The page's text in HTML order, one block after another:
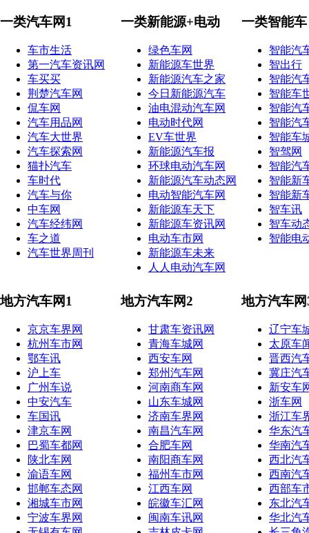
一类汽车网1
车市生活
第一汽车资讯网
车买买
荆楚汽车网
侃车网
汽车用品网
汽车大世界
汽车探索网
猫扑汽车
车时代
汽车与你
中车网
汽车经纬网
车之道
汽车世界周刊
一类新能源+电动
绿色车网
新能源车世界
新能源汽车之家
今日新能源汽车
油电混动汽车网
电动时代网
EV车世界
新能源汽车报
环球电动汽车网
新能源汽车动态网
电动智能汽车网
新能源车天下
新能源车资讯网
电动车市网
新能源车未来
人人电动汽车网
一类智能车
智能汽
智出行
智能汽
智能车
智能汽
智能汽
智能车
智驾网
智能汽
智能新
智能新
智车讯
智车动
智能电
地方汽车网1
京京车界网
杭州车市网
鄂车讯
沪上车
广州车说
中安汽车
车国讯
津京车网
巴蜀车都网
陕北车网
渝语车网
邯郸车态网
湘城车市网
宁波车界网
地方汽车网2
甘肃车资讯网
青海车城网
西安车网
郑州汽车网
河南商车网
山东车城网
济南车界网
南昌汽车网
合肥车网
南阳商车网
福州车市网
江西车网
皖徽车汇网
闽南车讯网
地方汽车网
辽宁车
太原车
晋西汽
冀庄汽
新安车
浙车网
浙江车
华东汽
华南汽
西北汽
西南汽
西部车
东北汽
华北汽